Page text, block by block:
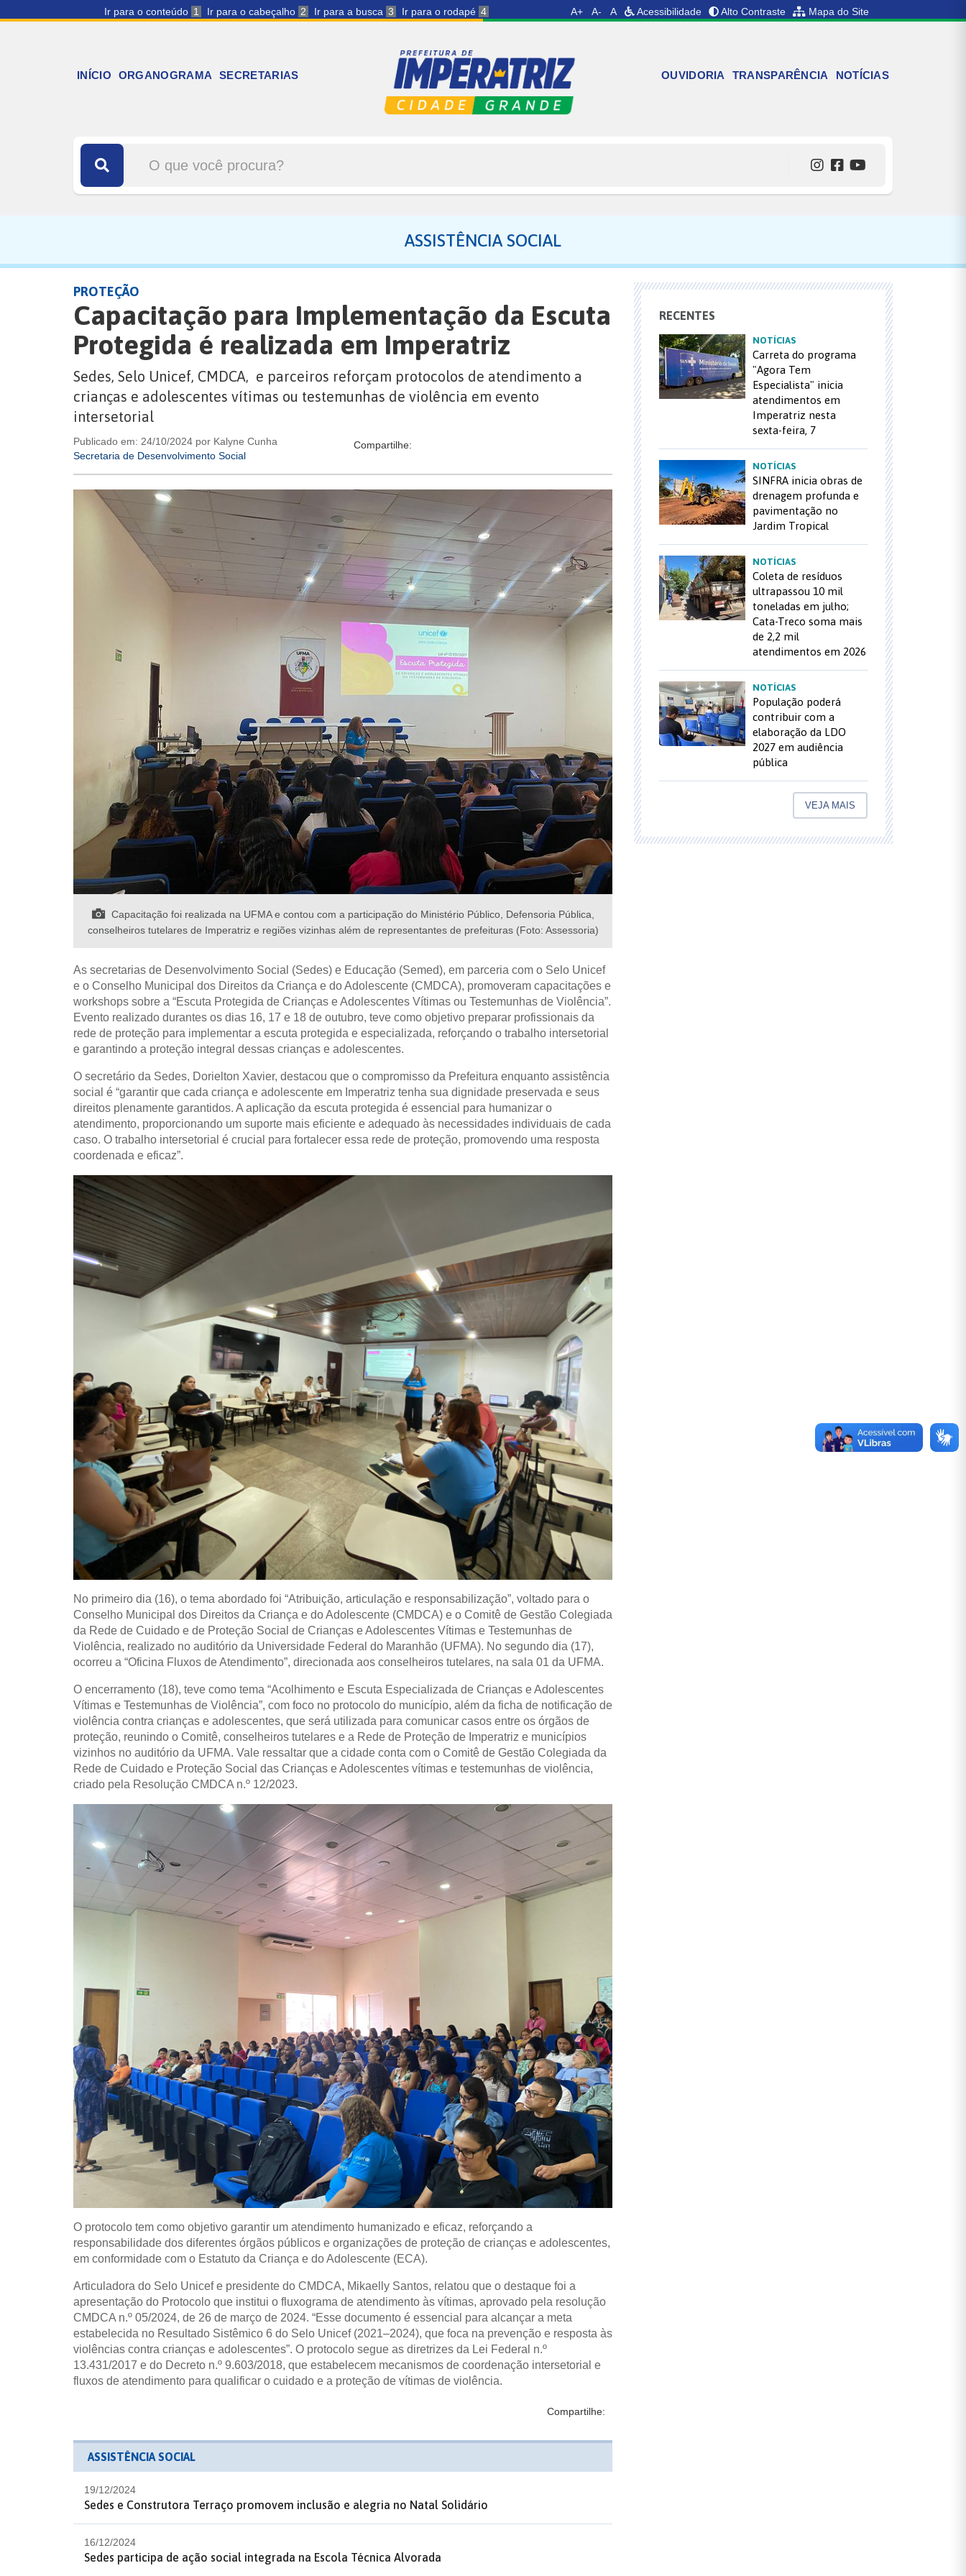
Ir para o conteúdo 1 Ir para o cabeçalho 2 Ir para a busca 3 Ir para o rodapé 4 A+ A- A Acessibilidade Alto Contraste Mapa do Site
INÍCIO ORGANOGRAMA SECRETARIAS OUVIDORIA TRANSPARÊNCIA NOTÍCIAS
ASSISTÊNCIA SOCIAL
PROTEÇÃO
Capacitação para Implementação da Escuta
Protegida é realizada em Imperatriz
Sedes, Selo Unicef, CMDCA, e parceiros reforçam protocolos de atendimento a
crianças e adolescentes vítimas ou testemunhas de violência em evento
intersetorial
Publicado em: 24/10/2024 por Kalyne Cunha
Secretaria de Desenvolvimento Social
Compartilhe:
Capacitação foi realizada na UFMA e contou com a participação do Ministério Público, Defensoria Pública,
conselheiros tutelares de Imperatriz e regiões vizinhas além de representantes de prefeituras (Foto: Assessoria)
As secretarias de Desenvolvimento Social (Sedes) e Educação (Semed), em parceria com o Selo Unicef
e o Conselho Municipal dos Direitos da Criança e do Adolescente (CMDCA), promoveram capacitações e
workshops sobre a “Escuta Protegida de Crianças e Adolescentes Vítimas ou Testemunhas de Violência”.
Evento realizado durantes os dias 16, 17 e 18 de outubro, teve como objetivo preparar profissionais da
rede de proteção para implementar a escuta protegida e especializada, reforçando o trabalho intersetorial
e garantindo a proteção integral dessas crianças e adolescentes.
O secretário da Sedes, Dorielton Xavier, destacou que o compromisso da Prefeitura enquanto assistência
social é “garantir que cada criança e adolescente em Imperatriz tenha sua dignidade preservada e seus
direitos plenamente garantidos. A aplicação da escuta protegida é essencial para humanizar o
atendimento, proporcionando um suporte mais eficiente e adequado às necessidades individuais de cada
caso. O trabalho intersetorial é crucial para fortalecer essa rede de proteção, promovendo uma resposta
coordenada e eficaz”.
No primeiro dia (16), o tema abordado foi “Atribuição, articulação e responsabilização”, voltado para o
Conselho Municipal dos Direitos da Criança e do Adolescente (CMDCA) e o Comitê de Gestão Colegiada
da Rede de Cuidado e de Proteção Social de Crianças e Adolescentes Vítimas e Testemunhas de
Violência, realizado no auditório da Universidade Federal do Maranhão (UFMA). No segundo dia (17),
ocorreu a “Oficina Fluxos de Atendimento”, direcionada aos conselheiros tutelares, na sala 01 da UFMA.
O encerramento (18), teve como tema “Acolhimento e Escuta Especializada de Crianças e Adolescentes
Vítimas e Testemunhas de Violência”, com foco no protocolo do município, além da ficha de notificação de
violência contra crianças e adolescentes, que será utilizada para comunicar casos entre os órgãos de
proteção, reunindo o Comitê, conselheiros tutelares e a Rede de Proteção de Imperatriz e municípios
vizinhos no auditório da UFMA. Vale ressaltar que a cidade conta com o Comitê de Gestão Colegiada da
Rede de Cuidado e Proteção Social das Crianças e Adolescentes vítimas e testemunhas de violência,
criado pela Resolução CMDCA n.º 12/2023.
O protocolo tem como objetivo garantir um atendimento humanizado e eficaz, reforçando a
responsabilidade dos diferentes órgãos públicos e organizações de proteção de crianças e adolescentes,
em conformidade com o Estatuto da Criança e do Adolescente (ECA).
Articuladora do Selo Unicef e presidente do CMDCA, Mikaelly Santos, relatou que o destaque foi a
apresentação do Protocolo que institui o fluxograma de atendimento às vítimas, aprovado pela resolução
CMDCA n.º 05/2024, de 26 de março de 2024. “Esse documento é essencial para alcançar a meta
estabelecida no Resultado Sistêmico 6 do Selo Unicef (2021–2024), que foca na prevenção e resposta às
violências contra crianças e adolescentes”. O protocolo segue as diretrizes da Lei Federal n.º
13.431/2017 e do Decreto n.º 9.603/2018, que estabelecem mecanismos de coordenação intersetorial e
fluxos de atendimento para qualificar o cuidado e a proteção de vítimas de violência.
Compartilhe:
ASSISTÊNCIA SOCIAL
19/12/2024
Sedes e Construtora Terraço promovem inclusão e alegria no Natal Solidário
16/12/2024
Sedes participa de ação social integrada na Escola Técnica Alvorada
RECENTES
NOTÍCIAS
Carreta do programa
"Agora Tem
Especialista" inicia
atendimentos em
Imperatriz nesta
sexta-feira, 7
NOTÍCIAS
SINFRA inicia obras de
drenagem profunda e
pavimentação no
Jardim Tropical
NOTÍCIAS
Coleta de resíduos
ultrapassou 10 mil
toneladas em julho;
Cata-Treco soma mais
de 2,2 mil
atendimentos em 2026
NOTÍCIAS
População poderá
contribuir com a
elaboração da LDO
2027 em audiência
pública
VEJA MAIS